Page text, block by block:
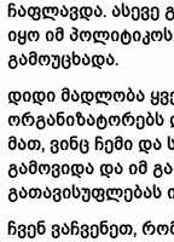
ჩაფლავდა. ასევე
იყო იმ
გამოუცხადა.
დიდი მადლობა
ორგანიზატორებს
მათ, ვინც ჩემი
გამოვიდა და იმ
გათავისუფლებას
ჩვენ ვაჩვენეთ,